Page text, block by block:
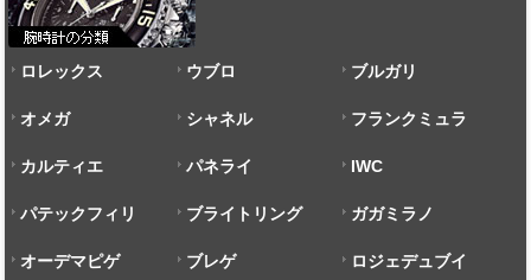
ロレックス ウブロ ブルガリ
オメガ シャネル フランクミュラ
ー
カルティエ パネライ IWC
パテックフィリ
ップ
ブライトリング ガガミラノ
オーデマピゲ ブレゲ ロジェデュブイ